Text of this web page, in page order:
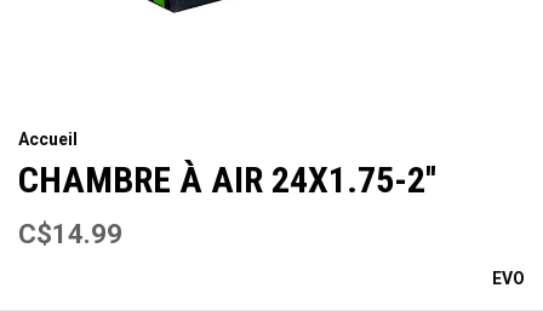
Accueil
CHAMBRE À AIR 24X1.75-2''
C$14.99
EVO